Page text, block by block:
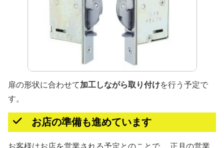
扉の形状に合わせて加工しながら取り付けを行う予定で
す。
お店の準備も進めています
お客様はお店を営業される予定とのことで、 正月の営業